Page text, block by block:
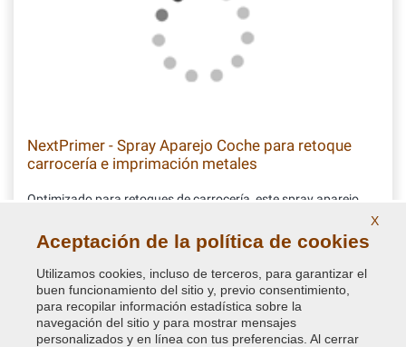
NextPrimer - Spray Aparejo Coche para retoque
carrocería e imprimación metales
Optimizado para retoques de carrocería, este spray aparejo
asegurando un resultado estético uniforme. Excelente
imprimación en metales. Disponible en muchos colores RAL
para mejor cubrición
14,16 €
X
Aceptación de la política de cookies
Utilizamos cookies, incluso de terceros, para garantizar el
buen funcionamiento del sitio y, previo consentimiento,
para recopilar información estadística sobre la
navegación del sitio y para mostrar mensajes
personalizados y en línea con tus preferencias. Al cerrar